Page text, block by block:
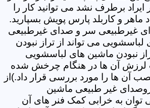
ایراد برطرف نشد می توانید کار را
ماهر و کاربلد پارس پویش بسپارید.
غیرطبیعی سر و صدای غیرطبیعی
می تواند از تراز نبودن
نبودن ماشین های لباسشویی
لرزش آن ها در هنگام چرخش شده
آن ها را مورد بررسی قرار داد.)از
غیر طبیعی ماشین
توان به خرابی کمک فنر های آن